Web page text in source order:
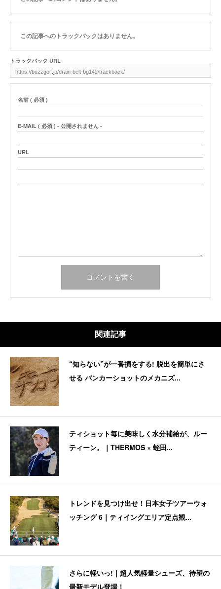
この記事へのトラックバックはありません。
トラックバック URL
名前 ( 必須 )
E-MAIL ( 必須 ) - 公開されません -
URL
関連記事
“知らない”が一番損をする! 脱出を簡単にさ
せる バンカーショットのメカニズ...
ティショット毎に美味しく水分補給が、ルー
ティーン。｜THERMOS × 蛭田...
トレンドを見つけ出せ！日本女子ツアーウォ
ッチング 6｜ティイングエリア定点観...
さらに軽いっ!｜超人気軽量シューズ、待望の
最新モデル登場！